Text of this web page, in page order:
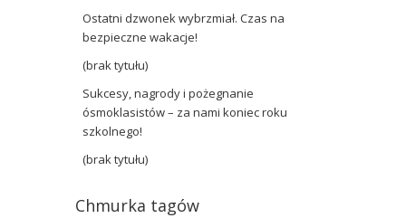
Ostatni dzwonek wybrzmiał. Czas na
bezpieczne wakacje!
(brak tytułu)
Sukcesy, nagrody i pożegnanie
ósmoklasistów – za nami koniec roku
szkolnego!
(brak tytułu)
Chmurka tagów